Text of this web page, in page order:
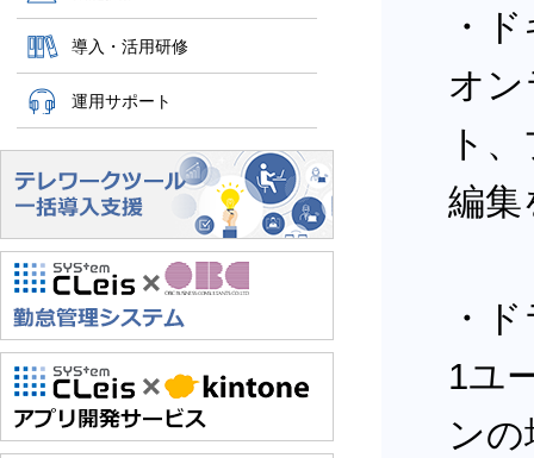
導入・活用研修
運用サポート
・
オ
ト
編集
・
1ユ
ン